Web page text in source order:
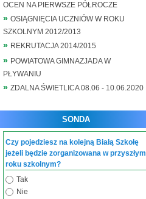
OCEN NA PIERWSZE PÓŁROCZE
OSIĄGNIĘCIA UCZNIÓW W ROKU
SZKOLNYM 2012/2013
REKRUTACJA 2014/2015
POWIATOWA GIMNAZJADA W
PŁYWANIU
ZDALNA ŚWIETLICA 08.06 - 10.06.2020
SONDA
Czy pojedziesz na kolejną Białą Szkołę
jeżeli będzie zorganizowana w przyszłym
roku szkolnym?
Tak
Nie